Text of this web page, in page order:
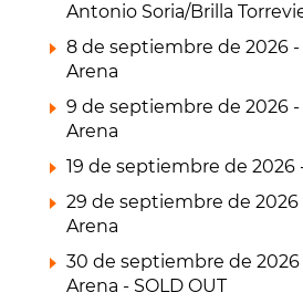
Antonio Soria/Brilla
8 de septiembre de 2026
Arena
9 de septiembre de 2026
Arena
19 de septiembre de 2026
29 de septiembre de
Arena
30 de septiembre de
Arena - SOLD OUT